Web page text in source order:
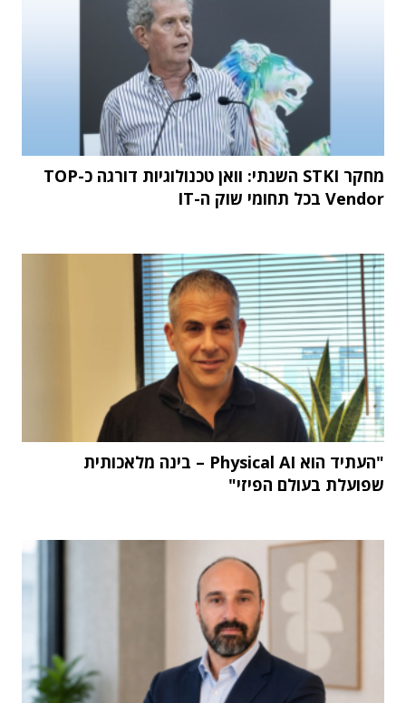
מחקר STKI השנתי: וואן טכנולוגיות דורגה כ-TOP
Vendor בכל תחומי שוק ה-IT
"העתיד הוא Physical AI – בינה מלאכותית
שפועלת בעולם הפיזי"